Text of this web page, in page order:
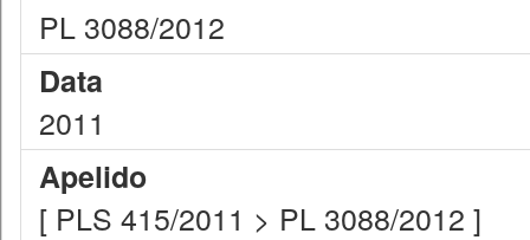
PL 3088/2012
Data
2011
Apelido
[ PLS 415/2011 > PL 3088/2012 ]